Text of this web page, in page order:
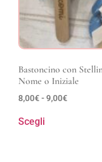
Bastoncino con
Nome o Iniziale
8,00€-9,00€
Scegli